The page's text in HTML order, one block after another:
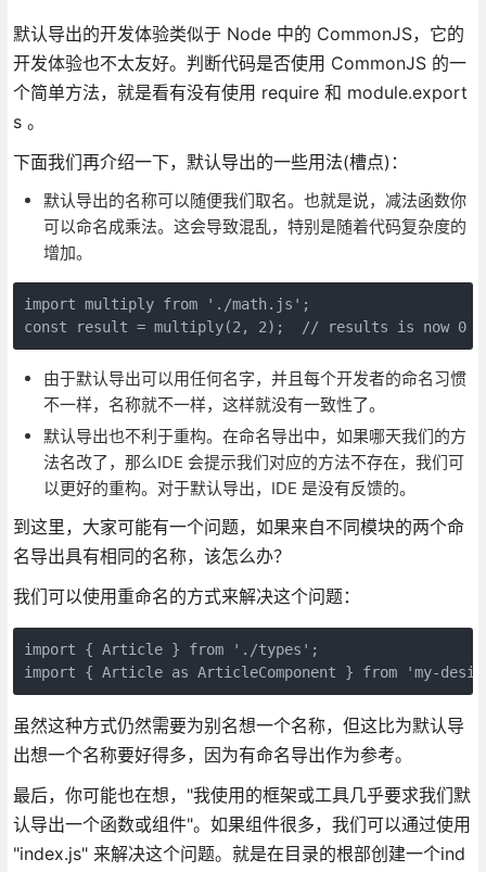
默认导出的开发体验类似于 Node 中的 CommonJS，它的
开发体验也不太友好。判断代码是否使用 CommonJS 的一
个简单方法，就是看有没有使用 require 和 module.export
s 。
下面我们再介绍一下，默认导出的一些用法(槽点)：
默认导出的名称可以随便我们取名。也就是说，减法函数你
可以命名成乘法。这会导致混乱，特别是随着代码复杂度的
增加。
import multiply from './math.js';
const result = multiply(2, 2);  // results is now 0
由于默认导出可以用任何名字，并且每个开发者的命名习惯
不一样，名称就不一样，这样就没有一致性了。
默认导出也不利于重构。在命名导出中，如果哪天我们的方
法名改了，那么IDE 会提示我们对应的方法不存在，我们可
以更好的重构。对于默认导出，IDE 是没有反馈的。
到这里，大家可能有一个问题，如果来自不同模块的两个命
名导出具有相同的名称，该怎么办？
我们可以使用重命名的方式来解决这个问题：
import { Article } from './types';
import { Article as ArticleComponent } from 'my-
虽然这种方式仍然需要为别名想一个名称，但这比为默认导
出想一个名称要好得多，因为有命名导出作为参考。
最后，你可能也在想，"我使用的框架或工具几乎要求我们默
认导出一个函数或组件"。如果组件很多，我们可以通过使用
"index.js" 来解决这个问题。就是在目录的根部创建一个ind